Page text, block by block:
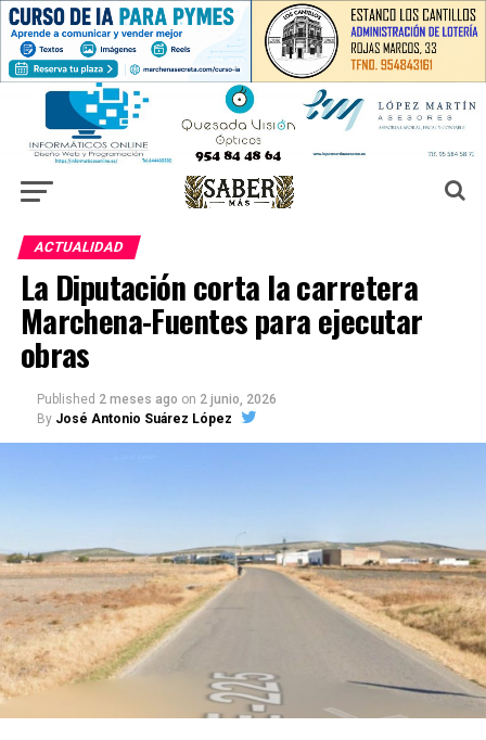
ACTUALIDAD
La Diputación corta la carretera
Marchena-Fuentes para ejecutar
obras
Published 2 meses ago on 2 junio, 2026
By José Antonio Suárez López